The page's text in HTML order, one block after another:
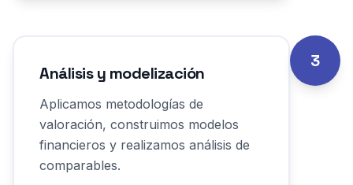
Análisis y modelización
Aplicamos metodologías de
valoración, construimos modelos
financieros y realizamos análisis de
comparables.
3